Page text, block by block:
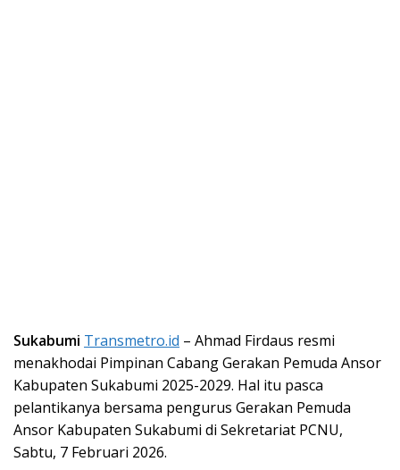
Sukabumi Transmetro.id – Ahmad Firdaus resmi
menakhodai Pimpinan Cabang Gerakan Pemuda Ansor
Kabupaten Sukabumi 2025-2029. Hal itu pasca
pelantikanya bersama pengurus Gerakan Pemuda
Ansor Kabupaten Sukabumi di Sekretariat PCNU,
Sabtu, 7 Februari 2026.